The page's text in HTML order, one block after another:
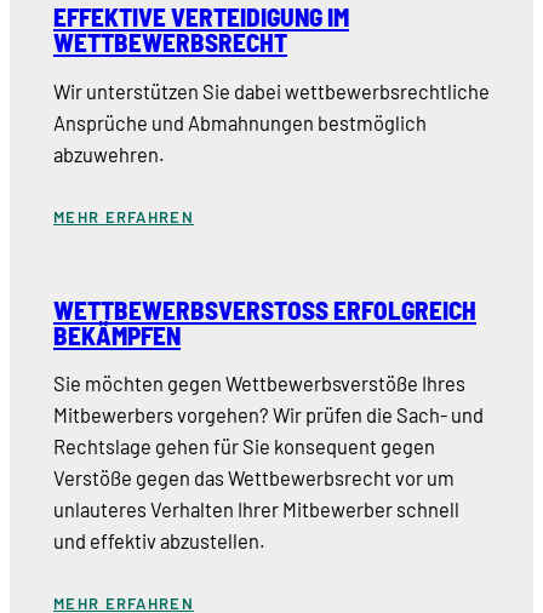
EFFEKTIVE VERTEIDIGUNG IM
WETTBEWERBSRECHT
Wir unterstützen Sie dabei wettbewerbsrechtliche
Ansprüche und Abmahnungen bestmöglich
abzuwehren.
MEHR ERFAHREN
WETTBEWERBSVERSTOSS ERFOLGREICH B
EKÄMPFEN
Sie möchten gegen Wettbewerbsverstöße Ihres
Mitbewerbers vorgehen? Wir prüfen die Sach- und
Rechtslage gehen für Sie konsequent gegen
Verstöße gegen das Wettbewerbsrecht vor um
unlauteres Verhalten Ihrer Mitbewerber schnell
und effektiv abzustellen.
MEHR ERFAHREN